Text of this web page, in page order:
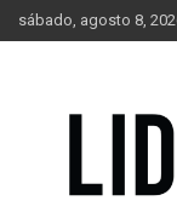
Saltar
al
sábado, agosto 8,